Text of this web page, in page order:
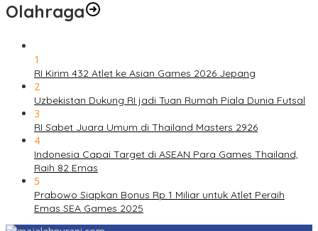
Olahraga
1
RI Kirim 432 Atlet ke Asian Games 2026 Jepang
2
Uzbekistan Dukung RI jadi Tuan Rumah Piala Dunia Futsal
3
RI Sabet Juara Umum di Thailand Masters 2926
4
Indonesia Capai Target di ASEAN Para Games Thailand,
Raih 82 Emas
5
Prabowo Siapkan Bonus Rp 1 Miliar untuk Atlet Peraih
Emas SEA Games 2025